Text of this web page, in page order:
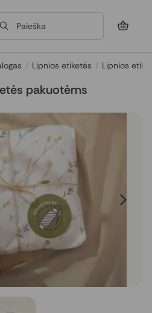
Paieška
/ Lipnios etiketės / Lipnios
pakuotėms